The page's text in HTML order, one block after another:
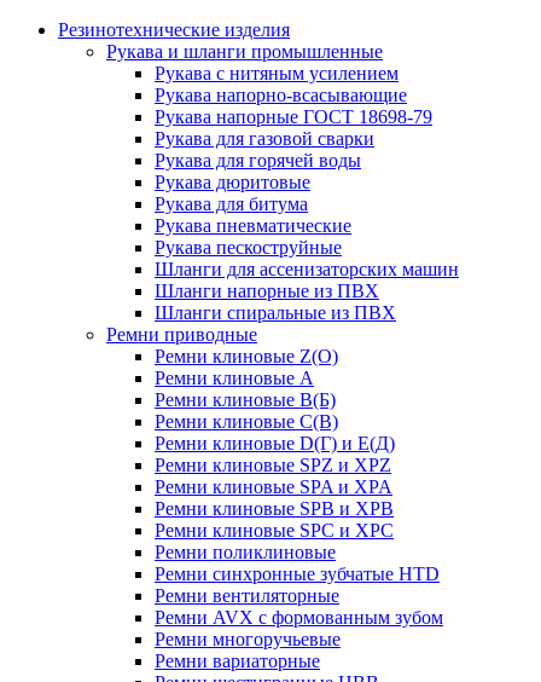
Резинотехнические изделия
Рукава и шланги промышленные
Рукава с нитяным усилением
Рукава напорно-всасывающие
Рукава напорные ГОСТ 18698-79
Рукава для газовой сварки
Рукава для горячей воды
Рукава дюритовые
Рукава для битума
Рукава пневматические
Рукава пескоструйные
Шланги для ассенизаторских машин
Шланги напорные из ПВХ
Шланги спиральные из ПВХ
Ремни приводные
Ремни клиновые Z(О)
Ремни клиновые А
Ремни клиновые В(Б)
Ремни клиновые С(В)
Ремни клиновые D(Г) и Е(Д)
Ремни клиновые SPZ и XPZ
Ремни клиновые SPA и XPA
Ремни клиновые SPB и XPB
Ремни клиновые SPC и XPC
Ремни поликлиновые
Ремни синхронные зубчатые HTD
Ремни вентиляторные
Ремни AVX с формованным зубом
Ремни многоручьевые
Ремни вариаторные